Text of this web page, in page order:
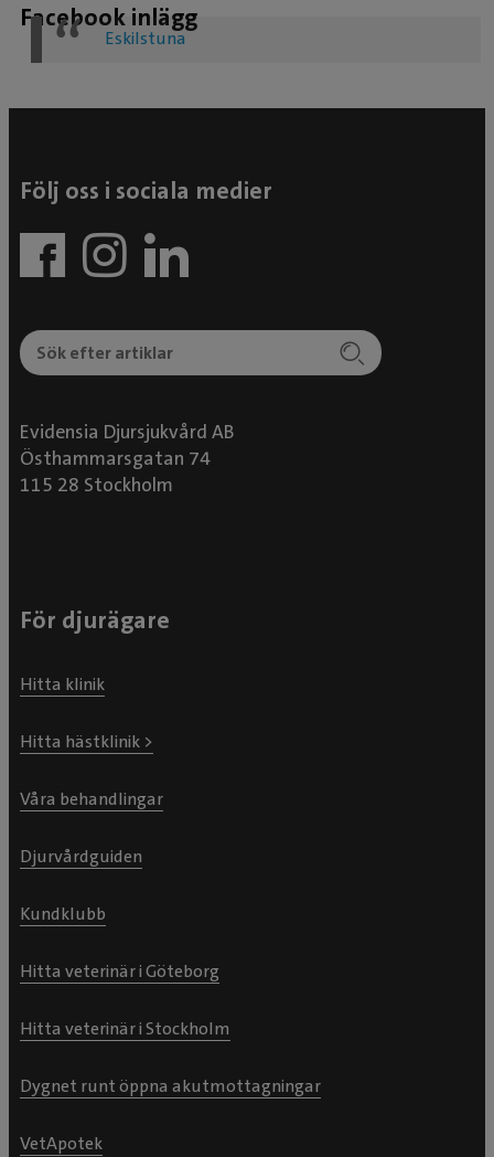
Facebook inlägg
Eskilstuna
Följ oss i sociala medier
Evidensia Djursjukvård AB
Östhammarsgatan 74
115 28 Stockholm
För djurägare
Hitta klinik
Hitta hästklinik >
Våra behandlingar
Djurvårdguiden
Kundklubb
Hitta veterinär i Göteborg
Hitta veterinär i Stockholm
Dygnet runt öppna akutmottagningar
VetApotek